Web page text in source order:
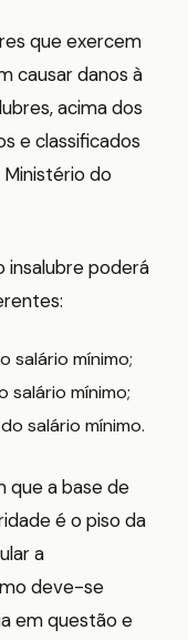
que exercem
causar danos à
acima dos
e classificados
do
insalubre poderá
salário mínimo;
salário mínimo;
salário mínimo.
que a base de
é o piso da
a
deve-se
em questão e